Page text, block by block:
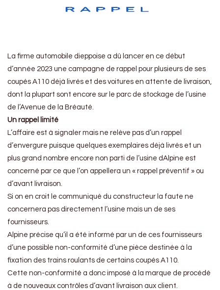
La firme automobile dieppoise a dû lancer en ce début
d’année 2023 une campagne de rappel pour plusieurs de ses
coupés A110 déjà livrés et des voitures en attente de livraison,
dont la plupart sont encore sur le parc de stockage de l’usine
de l’Avenue de la Bréauté.
Un rappel limité
L’affaire est à signaler mais ne relève pas d’un rappel
d’envergure puisque quelques exemplaires déjà livrés et un
plus grand nombre encore non parti de l’usine dAlpine est
concerné par ce que l’on appellera un « rappel préventif » ou
d’avant livraison.
Si on en croit le communiqué du constructeur la faute ne
concernera pas directement l’usine mais un de ses
fournisseurs.
Alpine précise qu’il a été informé par un de ces fournisseurs
d’une possible non-conformité d’une pièce destinée à la
fixation des trains roulants de certains coupés A110.
Cette non-conformité a donc imposé à la marque de procédé
à de nouveaux contrôles d’avant livraison aux client.